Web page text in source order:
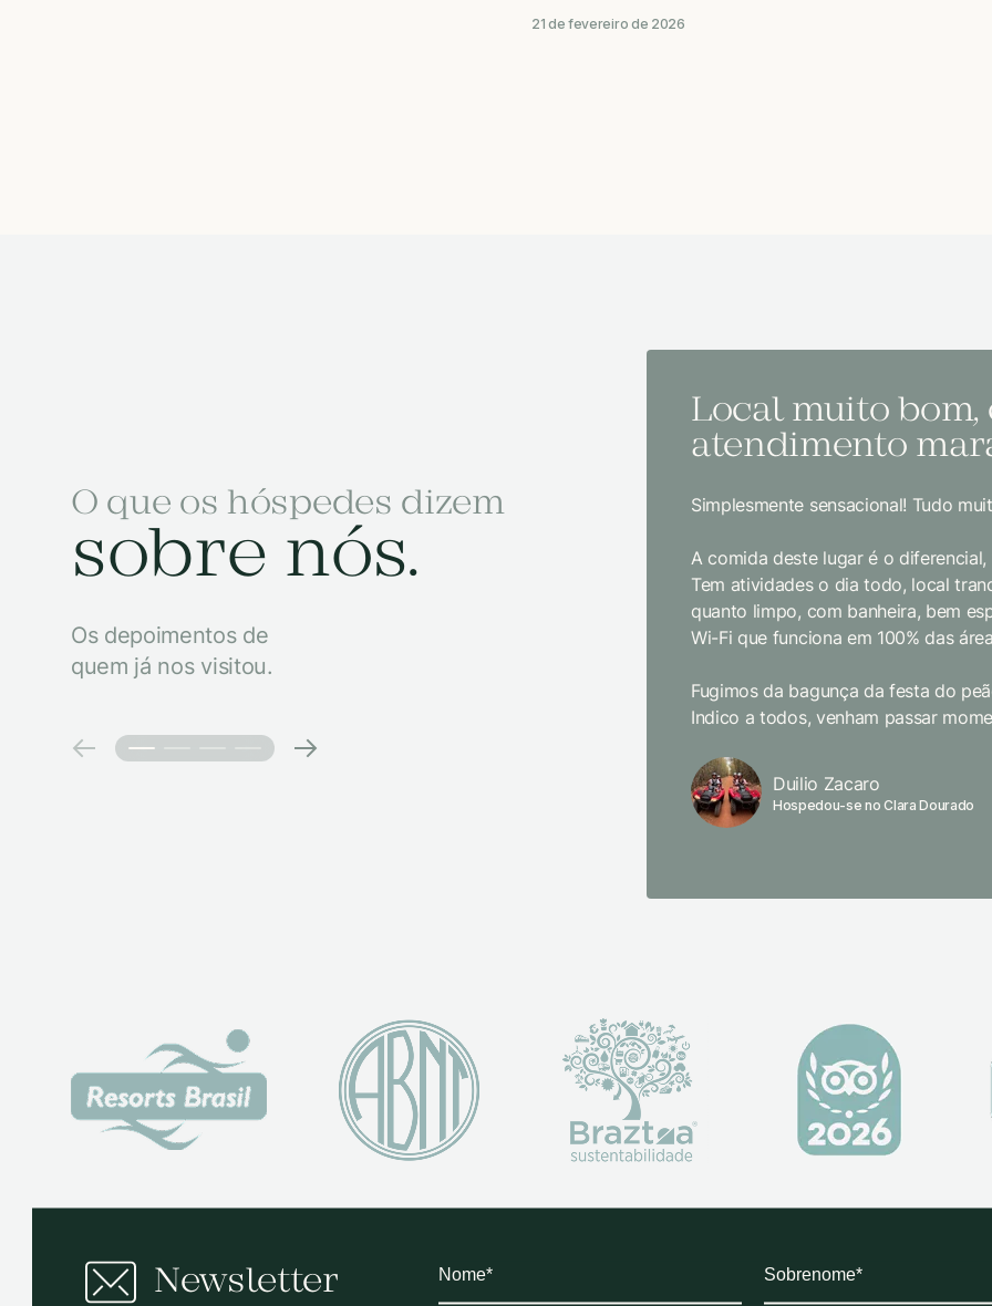
21 de fevereiro de 2026
O que os hóspedes dizem
sobre nós.
Os depoimentos de
quem já nos visitou.
Local muito
atendimento
Simplesmente sensacional! Tudo
A comida deste lugar é o
Tem atividades o dia todo, local
quanto limpo, com banheira, bem
Wi-Fi que funciona em 100% das
Fugimos da bagunça da festa do
Indico a todos, venham passar
Duilio Zacaro
Hospedou-se no Clara Dourado
Newsletter